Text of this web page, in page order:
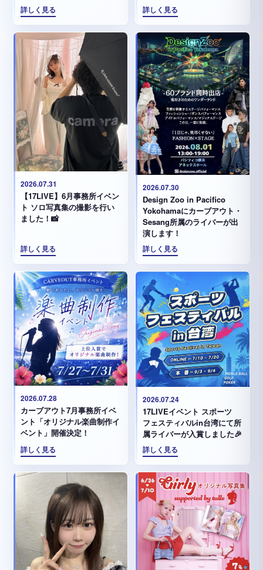
詳しく見る 詳しく見る
2026.07.31
【17LIVE】6月事務所イベン
ト ソロ写真集の撮影を行い
ました！📸
詳しく見る
2026.07.30
Design Zoo in Pacifico
Yokohamaにカーブアウト・
Sesang所属のライバーが出
演します！
詳しく見る
2026.07.28
カーブアウト7月事務所イベ
ント「オリジナル楽曲制作イ
ベント」開催決定！
詳しく見る
2026.07.24
17LIVEイベント スポーツ
フェスティバルin台湾にて所
属ライバーが入賞しました🎉
詳しく見る